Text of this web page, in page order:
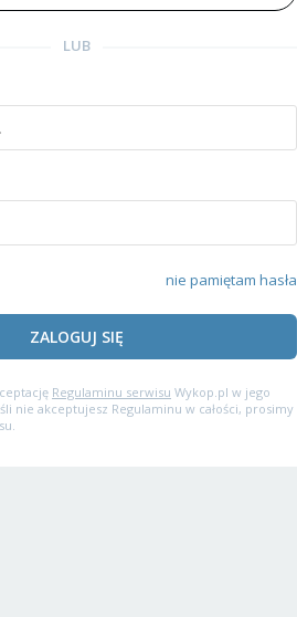
LUB
nie pamiętam hasła
ZALOGUJ SIĘ
Regulaminu serwisu Wykop.pl w jego
nie akceptujesz Regulaminu w całości, prosimy